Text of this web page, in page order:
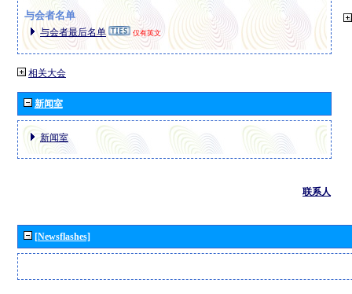
与会者名单
与会者最后名单 仅有英文
相关大会
新闻室
新闻室
联系人
[Newsflashes]